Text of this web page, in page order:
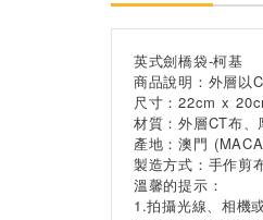
英式劍橋袋-柯基
商品說明：外層以
尺寸：22cm x
材質：外層CT布
產地：澳門
製造方式：手作剪
溫馨的提示：
1.拍攝光線、相機